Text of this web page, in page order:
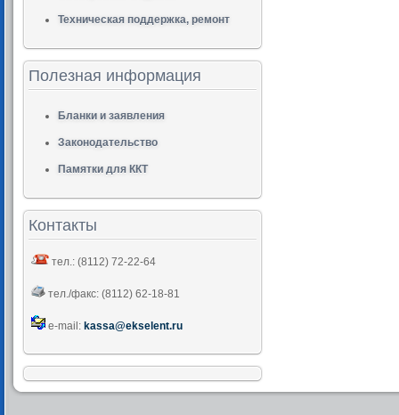
Техническая поддержка, ремонт
Полезная информация
Бланки и заявления
Законодательство
Памятки для ККТ
Контакты
тел.: (8112) 72-22-64
тел./факс: (8112) 62-18-81
e-mail: kassa@ekselent.ru